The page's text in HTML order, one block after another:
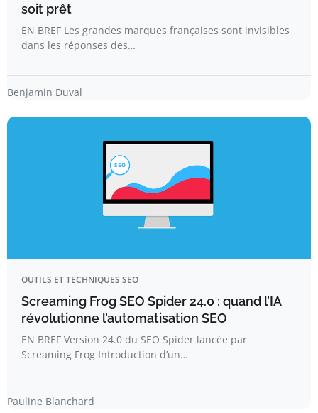
soit prêt
EN BREF Les grandes marques françaises sont invisibles
dans les réponses des…
Benjamin Duval
OUTILS ET TECHNIQUES SEO
Screaming Frog SEO Spider 24.0 : quand l’IA
révolutionne l’automatisation SEO
EN BREF Version 24.0 du SEO Spider lancée par
Screaming Frog Introduction d’un…
Pauline Blanchard